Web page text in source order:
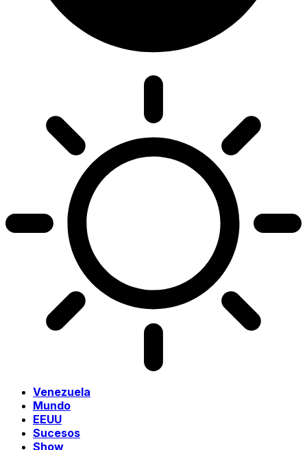
Venezuela
Mundo
EEUU
Sucesos
Show